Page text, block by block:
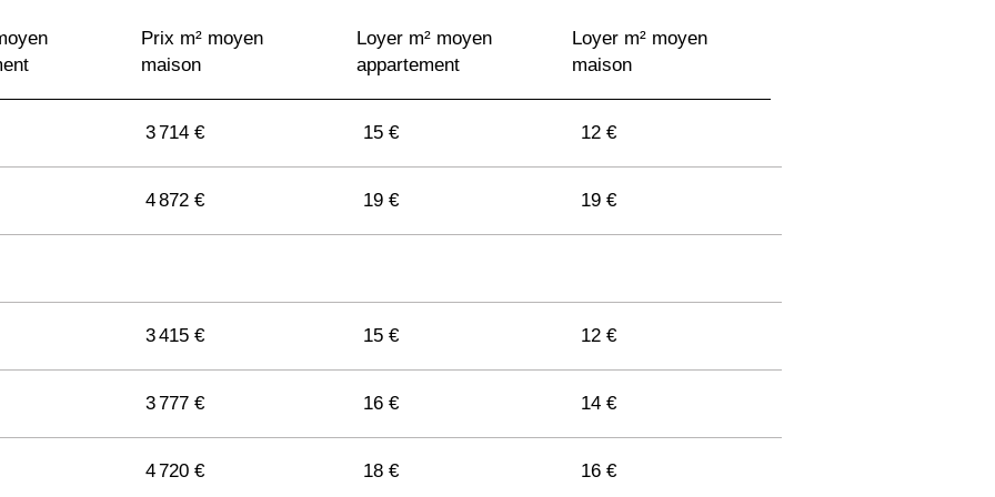
11 €
2 799 € 12 € 10 €
Prix m² moyen
maison
Loyer m² moyen
appartement
Loyer m² moyen
maison
3 714 € 15 € 12 €
4 872 € 19 € 19 €
3 415 € 15 € 12 €
3 777 € 16 € 14 €
4 720 € 18 € 16 €